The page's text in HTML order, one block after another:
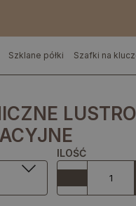
Szklane półki Szafki na
ILOŚĆ